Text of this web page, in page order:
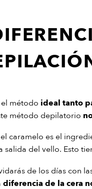
método ideal tanto
método depilatorio
caramelo es el
salida del vello. Esto
de los días con
diferencia de la cera